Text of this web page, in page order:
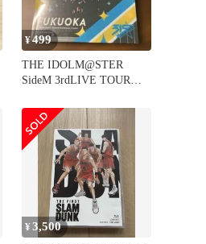
¥499
THE IDOLM@STER
SideM 3rdLIVE TOUR～
¥3,500